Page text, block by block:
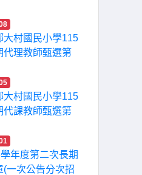
大村國民小學115
代理教師甄選第
大村國民小學115
代課教師甄選第
年度第二次長期
一次公告分次招